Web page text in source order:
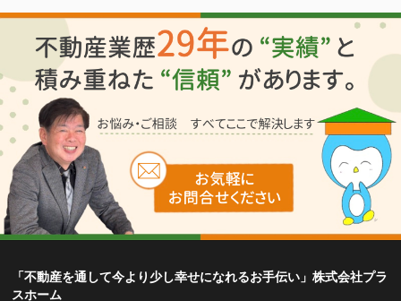
「不動産を通して今より少し幸せになれるお手伝い」株式会社プラ
スホーム